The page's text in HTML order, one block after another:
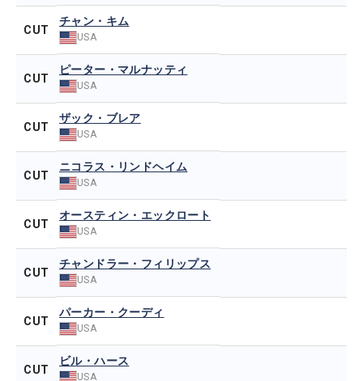
CUT
チャン・キム
USA
CUT
ピーター・マルナッティ
USA
CUT
ザック・ブレア
USA
CUT
ニコラス・リンドヘイム
USA
CUT
オースティン・エックロート
USA
CUT
チャンドラー・フィリップス
USA
CUT
パーカー・クーディ
USA
CUT
ビル・ハース
USA